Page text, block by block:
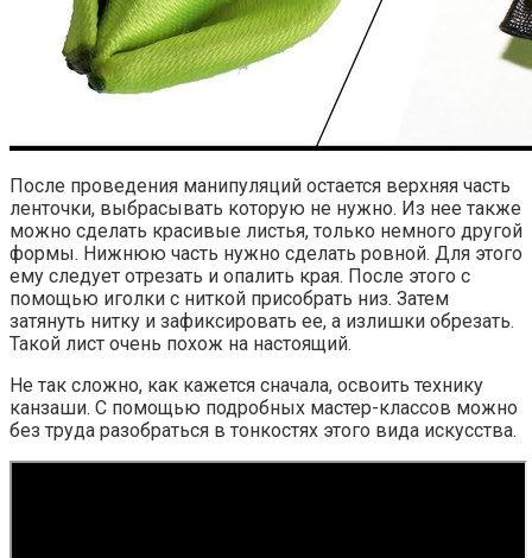
После проведения манипуляций остается верхняя часть
ленточки, выбрасывать которую не нужно. Из нее также
можно сделать красивые листья, только немного другой
формы. Нижнюю часть нужно сделать ровной. Для этого
ему следует отрезать и опалить края. После этого с
помощью иголки с ниткой присобрать низ. Затем
затянуть нитку и зафиксировать ее, а излишки обрезать.
Такой лист очень похож на настоящий.
Не так сложно, как кажется сначала, освоить технику
канзаши. С помощью подробных мастер-классов можно
без труда разобраться в тонкостях этого вида искусства.